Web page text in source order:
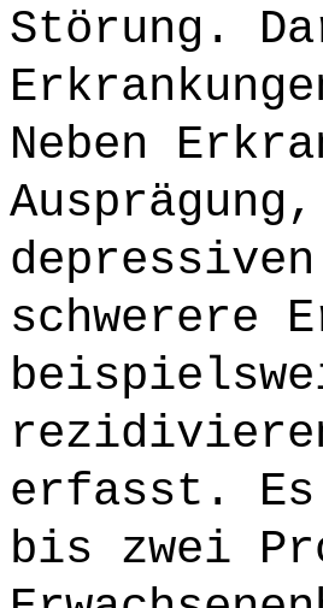
Störung.
Neben
schwerere
erfasst.
bis zwei